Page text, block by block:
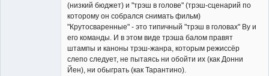
(низкий бюджет) и "трэш в голове" (трэш-сценарий по
которому он собрался снимать фильм)
"Крутосваренные" - это типичный "трэш в головах" Ву и
его команды. И в этом виде трэша балом правят
штампы и каноны трэш-жанра, которым режиссёр
слепо следует, не пытаясь ни обойти их (как Донни
Йен), ни обыграть (как Тарантино).